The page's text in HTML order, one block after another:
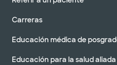
Carreras
Educación médica de
Educación para la salud aliada